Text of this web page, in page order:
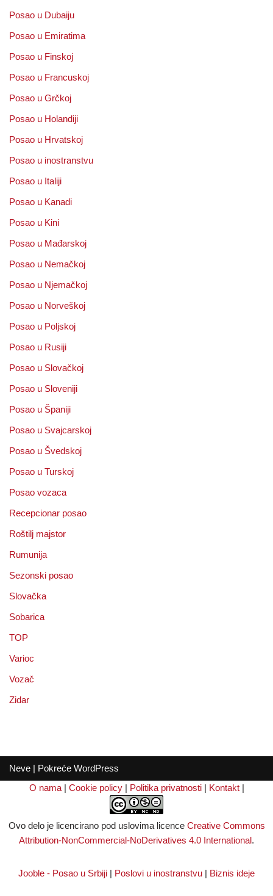
Posao u Dubaiju
Posao u Emiratima
Posao u Finskoj
Posao u Francuskoj
Posao u Grčkoj
Posao u Holandiji
Posao u Hrvatskoj
Posao u inostranstvu
Posao u Italiji
Posao u Kanadi
Posao u Kini
Posao u Mađarskoj
Posao u Nemačkoj
Posao u Njemačkoj
Posao u Norveškoj
Posao u Poljskoj
Posao u Rusiji
Posao u Slovačkoj
Posao u Sloveniji
Posao u Španiji
Posao u Svajcarskoj
Posao u Švedskoj
Posao u Turskoj
Posao vozaca
Recepcionar posao
Roštilj majstor
Rumunija
Sezonski posao
Slovačka
Sobarica
TOP
Varioc
Vozač
Zidar
Neve | Pokreće WordPress
O nama | Cookie policy | Politika privatnosti | Kontakt |
Ovo delo je licencirano pod uslovima licence Creative Commons
Attribution-NonCommercial-NoDerivatives 4.0 International.
Jooble - Posao u Srbiji | Poslovi u inostranstvu | Biznis ideje